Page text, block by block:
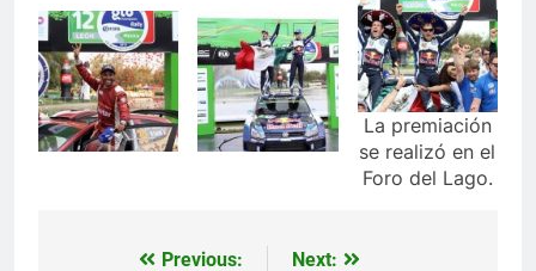
La premiación
se realizó en el
Foro del Lago.
Previous: Next: